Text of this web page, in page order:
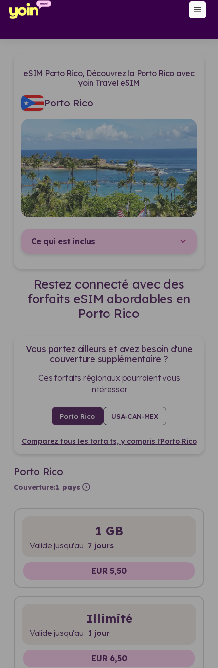
menu
eSIM Porto Rico, Découvrez la Porto Rico avec
yoin Travel eSIM
Porto Rico
Ce qui est inclus
Restez connecté avec des
forfaits eSIM abordables en
Porto Rico
Vous partez ailleurs et avez besoin d'une
couverture supplémentaire ?
Ces forfaits régionaux pourraient vous
intéresser
Porto Rico USA-CAN-MEX
Comparez tous les forfaits, y compris l'Porto Rico
Porto Rico
Couverture:1 pays expand_circle_right
1 GB
Valide jusqu'au 7 jours
EUR 5,50
Illimité
Valide jusqu'au 1 jour
EUR 6,50